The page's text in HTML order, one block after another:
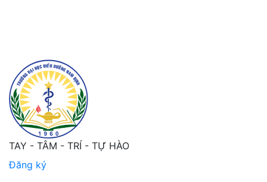
TAY - TÂM - TRÍ - TỰ HÀO
Đăng ký